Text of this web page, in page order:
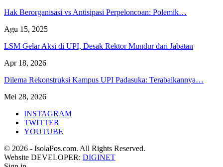
Hak Berorganisasi vs Antisipasi Perpeloncoan: Polemik…
Agu 15, 2025
LSM Gelar Aksi di UPI, Desak Rektor Mundur dari Jabatan
Apr 18, 2026
Dilema Rekonstruksi Kampus UPI Padasuka: Terabaikannya…
Mei 28, 2026
INSTAGRAM
TWITTER
YOUTUBE
© 2026 - IsolaPos.com. All Rights Reserved.
Website DEVELOPER: DIGINET